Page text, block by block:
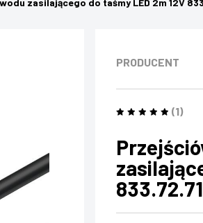
zasilającego do taśmy LED 2m 12V
PRODUCENT
(1)